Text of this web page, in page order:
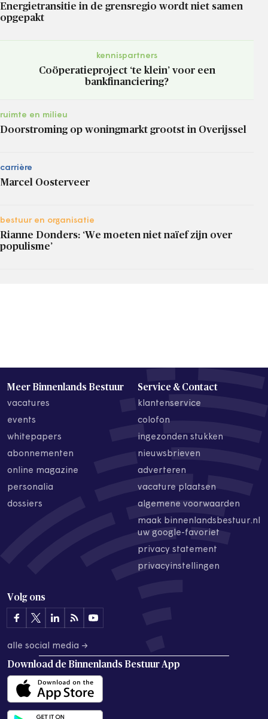
Energietransitie in de grensregio wordt niet samen
opgepakt
kennispartners
Coöperatieproject ‘te klein’ voor een
bankfinanciering?
ruimte en milieu
Doorstroming op woningmarkt grootst in Overijssel
carrière
Marcel Oosterveer
bestuur en organisatie
Rianne Donders: ‘We moeten niet naïef zijn over
populisme’
Meer Binnenlands Bestuur
vacatures
events
whitepapers
abonnementen
online magazine
personalia
dossiers
Service & Contact
klantenservice
colofon
ingezonden stukken
nieuwsbrieven
adverteren
vacature plaatsen
algemene voorwaarden
maak binnenlandsbestuur.nl
uw google-favoriet
privacy statement
privacyinstellingen
Volg ons
alle social media →
Download de Binnenlands Bestuur App